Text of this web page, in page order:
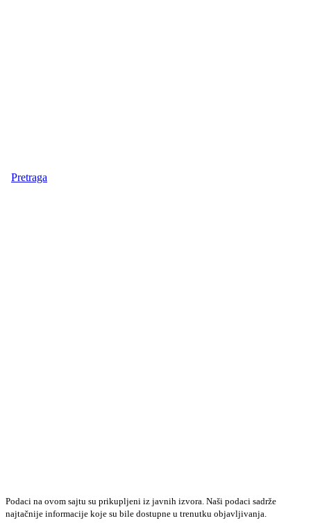
Pretraga
Podaci na ovom sajtu su prikupljeni iz javnih izvora. Naši podaci sadrže
najtačnije informacije koje su bile dostupne u trenutku objavljivanja.